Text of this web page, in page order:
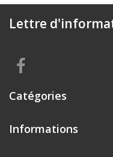
Lettre
Catégories
Informations